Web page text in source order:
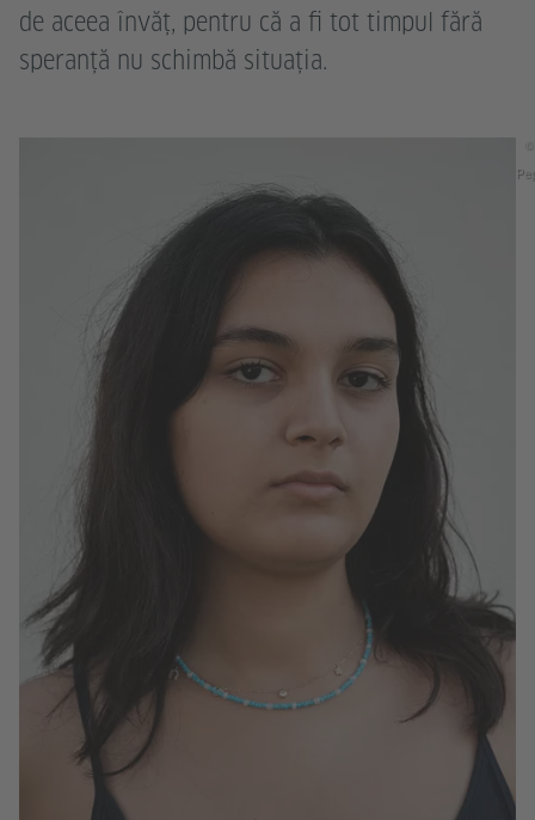
de aceea învăț, pentru că a fi tot timpul fără
speranță nu schimbă situația.